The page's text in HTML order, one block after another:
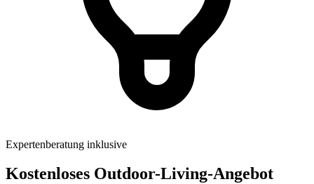
Expertenberatung inklusive
Kostenloses Outdoor-Living-Angebot